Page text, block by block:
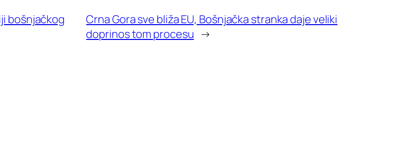
bošnjačkog
Crna Gora sve bliža EU, Bošnjačka stranka daje veliki
doprinos tom procesu →